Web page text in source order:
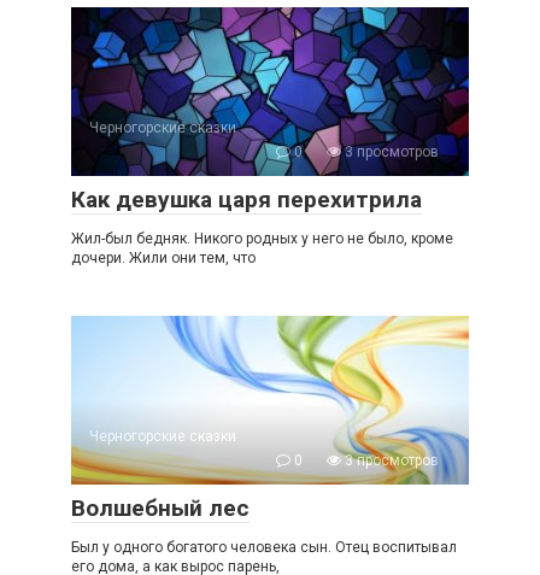
Черногорские сказки
0
3 просмотров
Как девушка царя перехитрила
Жил-был бедняк. Никого родных у него не было, кроме
дочери. Жили они тем, что
Черногорские сказки
0
3 просмотров
Волшебный лес
Был у одного богатого человека сын. Отец воспитывал
его дома, а как вырос парень,